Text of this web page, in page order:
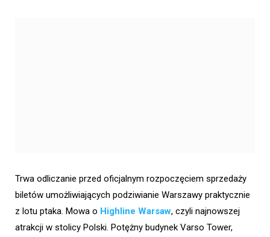
Trwa odliczanie przed oficjalnym rozpoczęciem sprzedaży
biletów umożliwiających podziwianie Warszawy praktycznie
z lotu ptaka. Mowa o Highline Warsaw, czyli najnowszej
atrakcji w stolicy Polski. Potężny budynek Varso Tower,